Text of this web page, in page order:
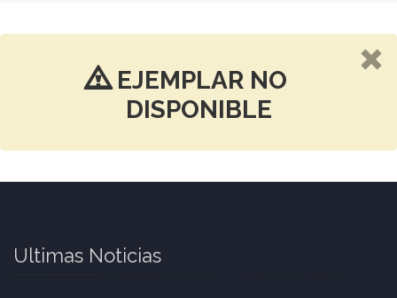
EJEMPLAR NO
DISPONIBLE
Ultimas Noticias